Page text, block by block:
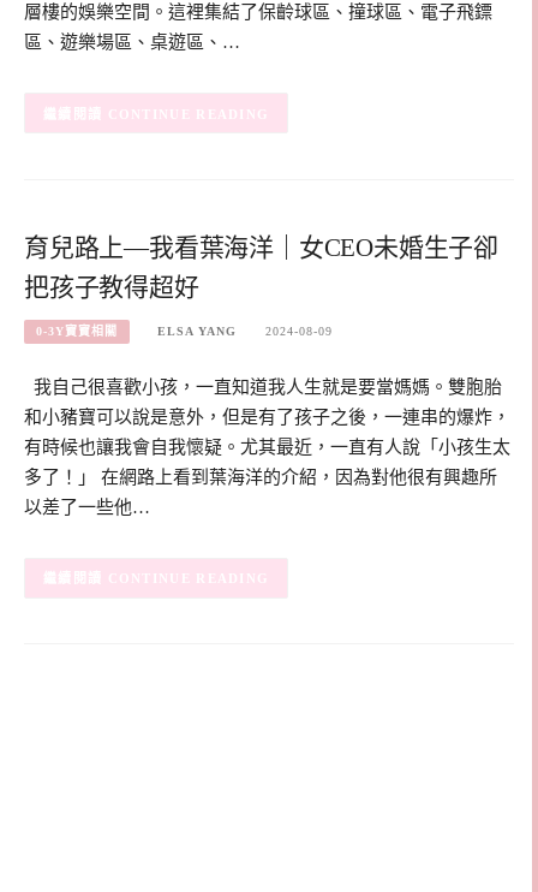
層樓的娛樂空間。這裡集結了保齡球區、撞球區、電子飛鏢
區、遊樂場區、桌遊區、…
CONTINUE READING
育兒路上—我看葉海洋｜女CEO未婚生子卻
把孩子教得超好
0-3Y寶寶相關 ELSA YANG 2024-08-09
我自己很喜歡小孩，一直知道我人生就是要當媽媽。雙胞胎
和小豬寶可以說是意外，但是有了孩子之後，一連串的爆炸，
有時候也讓我會自我懷疑。尤其最近，一直有人說「小孩生太
多了！」 在網路上看到葉海洋的介紹，因為對他很有興趣所
以差了一些他…
CONTINUE READING